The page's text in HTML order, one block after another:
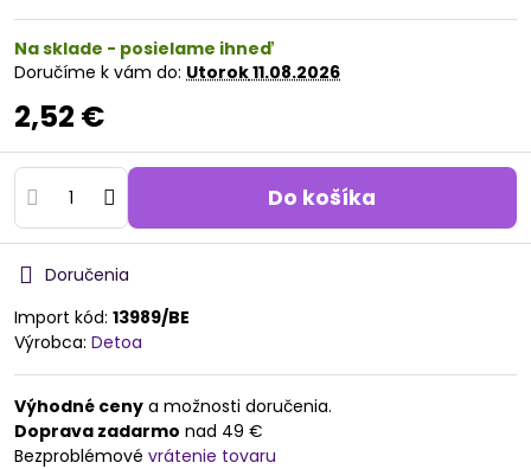
Na sklade - posielame ihneď
Doručíme k vám do: Utorok11.08.2026
2,52 €
Do košíka
Doručenia
Import kód: 13989/BE
Výrobca: Detoa
Výhodné ceny a možnosti doručenia.
Doprava zadarmo nad 49 €
Bezproblémové vrátenie tovaru